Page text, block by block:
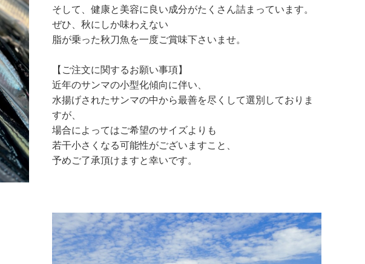
そして、健康と美容に良い成分がたくさん詰まっています。
ぜひ、秋にしか味わえない
脂が乗った秋刀魚を一度ご賞味下さいませ。
【ご注文に関するお願い事項】
近年のサンマの小型化傾向に伴い、
水揚げされたサンマの中から最善を尽くして選別しておりま
すが、
場合によってはご希望のサイズよりも
若干小さくなる可能性がございますこと、
予めご了承頂けますと幸いです。